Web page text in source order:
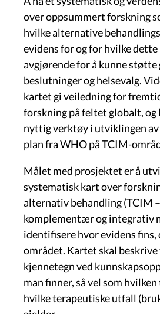
over oppsummert forskning
hvilke alternative
evidens for og for hvilke dette
avgjørende for å kunne støtte
beslutninger og helsevalg.
kartet gi veiledning for
forskning på feltet globalt,
nyttig verktøy i utviklingen
plan fra WHO på TCIM-
Målet med prosjektet er å
systematisk kart over
alternativ behandling (TCIM
komplementær og integrativ
identifisere hvor evidens fins,
området. Kartet skal
kjennetegn ved
man finner, så vel som
hvilke terapeutiske utfall